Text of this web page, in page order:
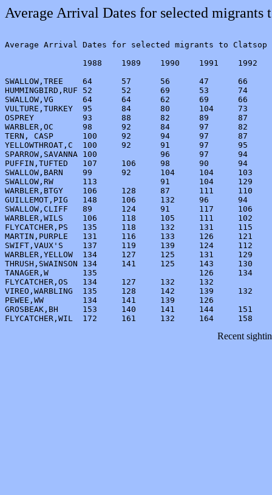
Average Arrival Dates for selected migrants
Average Arrival Dates for selected migrants to Clatsop
1988    1989    1990    1991
SWALLOW,TREE    64      57      56      47      66
HUMMINGBIRD,RUF 52      52      69      53      74
SWALLOW,VG      64      64      62      69      66
VULTURE,TURKEY  95      84      80      104     73
OSPREY          93      88      82      89      87
WARBLER,OC      98      92      84      97      82
TERN, CASP      100     92      94      97      87
YELLOWTHROAT,C  100     92      91      97      95
SPARROW,SAVANNA 100             96      97      94
PUFFIN,TUFTED   107     106     98      90      94
SWALLOW,BARN    99      92      104     104     103
SWALLOW,RW      113             91      104     129
WARBLER,BTGY    106     128     87      111     110
GUILLEMOT,PIG   148     106     132     96      94
SWALLOW,CLIFF   89      124     91      117     106
WARBLER,WILS    106     118     105     111     102
FLYCATCHER,PS   135     118     132     131     115
MARTIN,PURPLE   131     116     133     126     121
SWIFT,VAUX'S    137     119     139     124     112
WARBLER,YELLOW  134     127     125     131     129
THRUSH,SWAINSON 134     141     125     143     130
TANAGER,W       135                     126     134
FLYCATCHER,OS   134     127     132     132
VIREO,WARBLING  135     128     142     139     132
PEWEE,WW        134     141     139     126
GROSBEAK,BH     153     140     141     144     151
FLYCATCHER,WIL  172     161     132     164     158
Recent